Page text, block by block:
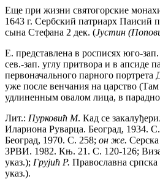
Еще при жизни святогорские
1643 г. Сербский патриарх
сына Стефана 2 дек. (Jустин
Е. представлена в росписях юго-
сев.-зап. углу притвора и в
первоначального парного
уже после венчания на царство
удлиненным овалом лица, в
Лит.: Пурковић М. Кад се
Илариона Руварца. Београд, 1934.
Београд, 1970. С. 258; он же.
ЗРВИ. 1982. Књ. 21. С. 120-126;
указ.); Груjић Р. Православна
указ.).